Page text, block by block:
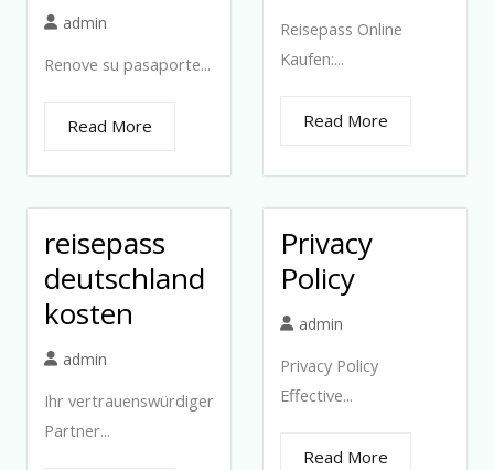
admin
Renove su pasaporte...
Read More
Reisepass Online
Kaufen:...
Read More
reisepass
deutschland
kosten
admin
Ihr vertrauenswürdiger
Partner...
Privacy
Policy
admin
Privacy Policy
Effective...
Read More